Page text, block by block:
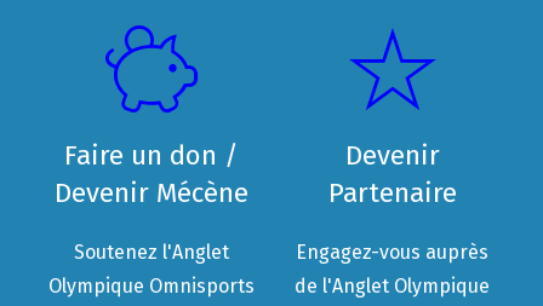
Faire un don /
Devenir Mécène
Soutenez l'Anglet
Olympique Omnisports
Devenir
Partenaire
Engagez-vous auprès
de l'Anglet Olympique